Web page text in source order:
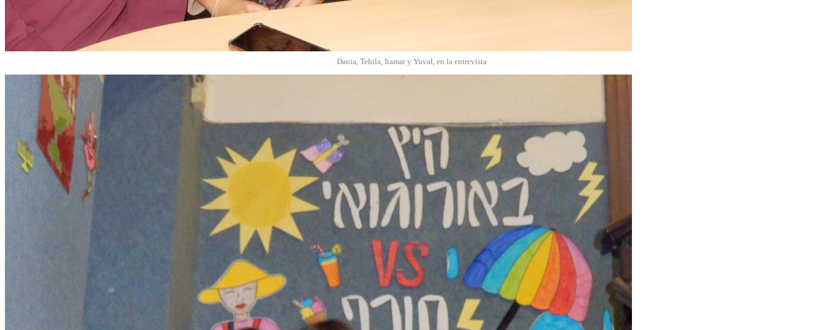
Dania, Tehila, Itamar y Yuval, en la entrevista